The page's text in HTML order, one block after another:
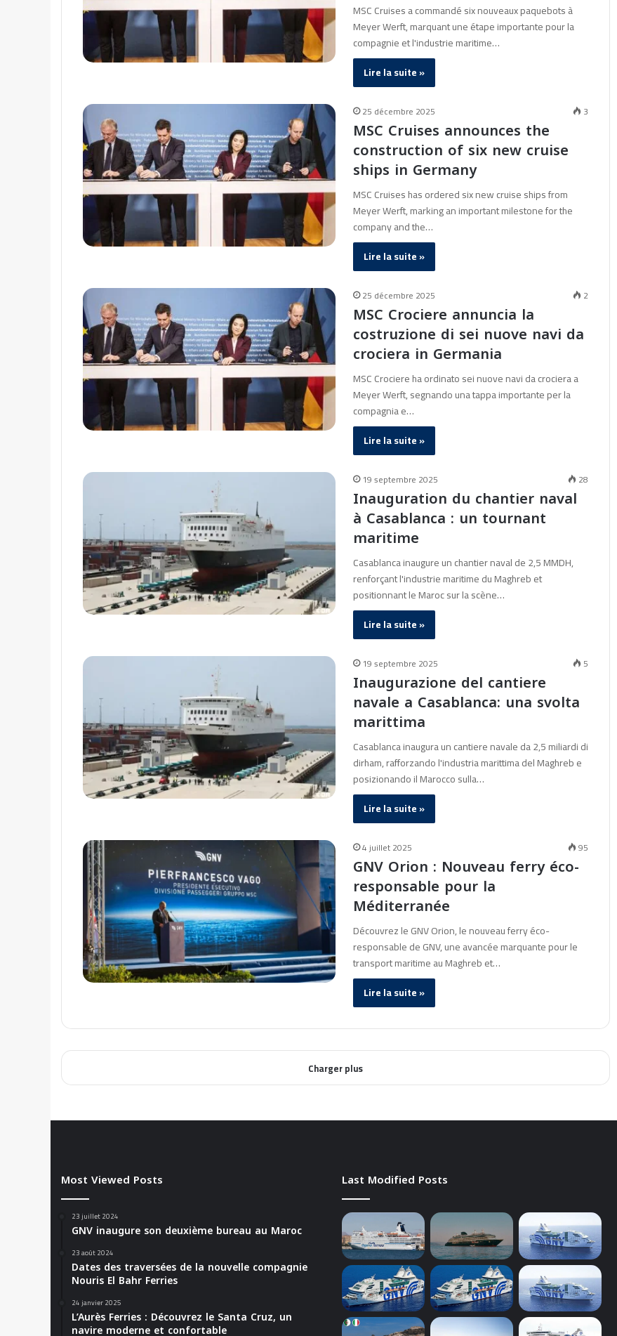
MSC Cruises a commandé six nouveaux paquebots à
Meyer Werft, marquant une étape importante pour la
compagnie et l'industrie maritime…
Lire la suite »
25 décembre 2025 3
MSC Cruises announces the
construction of six new cruise
ships in Germany
MSC Cruises has ordered six new cruise ships from
Meyer Werft, marking an important milestone for the
company and the…
Lire la suite »
25 décembre 2025 2
MSC Crociere annuncia la
costruzione di sei nuove navi da
crociera in Germania
MSC Crociere ha ordinato sei nuove navi da crociera a
Meyer Werft, segnando una tappa importante per la
compagnia e…
Lire la suite »
19 septembre 2025 28
Inauguration du chantier naval
à Casablanca : un tournant
maritime
Casablanca inaugure un chantier naval de 2,5 MMDH,
renforçant l'industrie maritime du Maghreb et
positionnant le Maroc sur la scène…
Lire la suite »
19 septembre 2025 5
Inaugurazione del cantiere
navale a Casablanca: una svolta
marittima
Casablanca inaugura un cantiere navale da 2,5 miliardi di
dirham, rafforzando l'industria marittima del Maghreb e
posizionando il Marocco sulla…
Lire la suite »
4 juillet 2025 95
GNV Orion : Nouveau ferry éco-
responsable pour la
Méditerranée
Découvrez le GNV Orion, le nouveau ferry éco-
responsable de GNV, une avancée marquante pour le
transport maritime au Maghreb et…
Lire la suite »
Charger plus
Most Viewed Posts
23 juillet 2024
GNV inaugure son deuxième bureau au Maroc
23 août 2024
Dates des traversées de la nouvelle compagnie
Nouris El Bahr Ferries
24 janvier 2025
L’Aurès Ferries : Découvrez le Santa Cruz, un
navire moderne et confortable
Last Modified Posts